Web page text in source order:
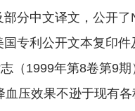
分中文译文，公开
专利公开文本复印
（1999年第8卷第9
压效果不逊于现有